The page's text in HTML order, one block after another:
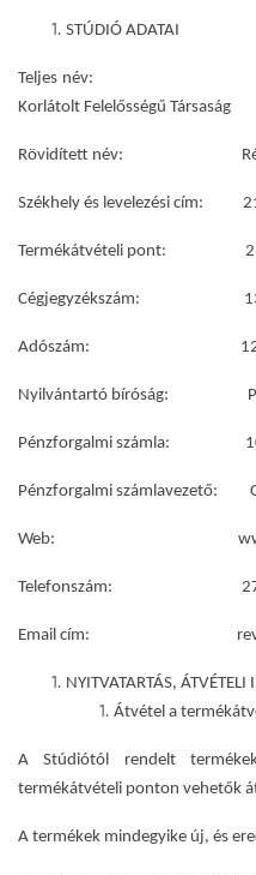
STÚDIÓ ADATAI
Teljes név: Rév'98
Korlátolt Felelősségű Társaság
Rövidített név:
Székhely és levelezési cím:
Termékátvételi pont: 2120
Cégjegyzékszám: 13-
Adószám:
Nyilvántartó bíróság: Pest
Pénzforgalmi számla:
Pénzforgalmi számlavezető:
Web:
Telefonszám: 27/
Email cím:
NYITVATARTÁS,
Átvétel a
A Stúdiótól rendelt
termékátvételi ponton vehetők
A termékek mindegyike új, és